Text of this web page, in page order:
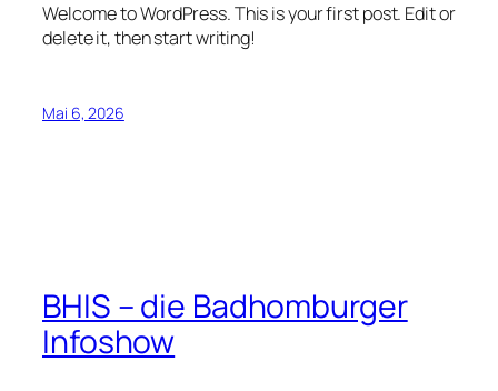
Welcome to WordPress. This is your first post. Edit or
delete it, then start writing!
Mai 6, 2026
BHIS – die Badhomburger
Infoshow